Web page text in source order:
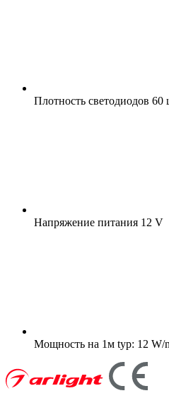
Плотность светодиодов 60
Напряжение питания 12 V
Мощность на 1м typ: 12 W/